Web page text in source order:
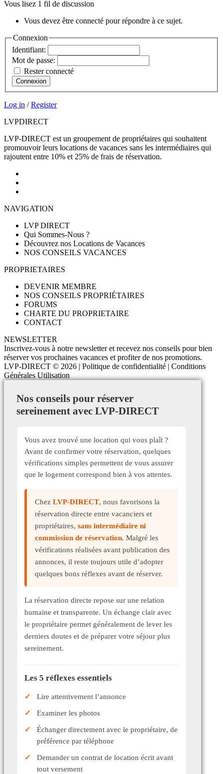
Vous lisez 1 fil de discussion
Vous devez être connecté pour répondre à ce sujet.
Connexion
Identifiant:
Mot de passe:
Rester connecté
Connexion
Log in /Register
LVPDIRECT
LVP-DIRECT est un groupement de propriétaires qui souhaitent
promouvoir leurs locations de vacances sans les intermédiaires qui
rajoutent entre 10% et 25% de frais de réservation.
NAVIGATION
LVP DIRECT
Qui Sommes-Nous ?
Découvrez nos Locations de Vacances
NOS CONSEILS VACANCES
PROPRIETAIRES
DEVENIR MEMBRE
NOS CONSEILS PROPRIÉTAIRES
FORUMS
CHARTE DU PROPRIETAIRE
CONTACT
NEWSLETTER
Inscrivez-vous à notre newsletter et recevez nos conseils pour bien
réserver vos prochaines vacances et profiter de nos promotions.
LVP-DIRECT © 2026 | Politique de confidentialité | Conditions
Générales Utilisation
Nos conseils pour réserver
sereinement avec LVP-DIRECT
Vous avez trouvé une location qui vous plaît ?
Avant de confirmer votre réservation, quelques
vérifications simples permettent de vous assurer
que le logement correspond bien à vos attentes.
Chez LVP-DIRECT, nous favorisons la
réservation directe entre vacanciers et
propriétaires, sans intermédiaire ni
commission de réservation. Malgré les
vérifications réalisées avant publication des
annonces, il reste toujours utile d’adopter
quelques bons réflexes avant de réserver.
La réservation directe repose sur une relation
humaine et transparente. Un échange clair avec
le propriétaire permet généralement de lever les
derniers doutes et de préparer votre séjour plus
sereinement.
Les 5 réflexes essentiels
Lire attentivement l’annonce
Examiner les photos
Échanger directement avec le propriétaire, de
préférence par téléphone
Demander un contrat de location écrit avant
tout versement